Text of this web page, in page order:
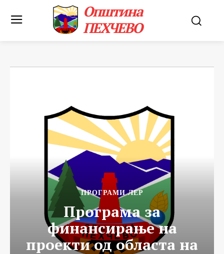
Општина
ПЕХЧЕВО
ПРОГРАМИ ЛЕР
Програма за
финансирање на
проекти од областа на